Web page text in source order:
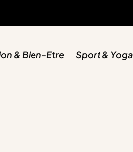
& Bien-Etre Sport & Yoga